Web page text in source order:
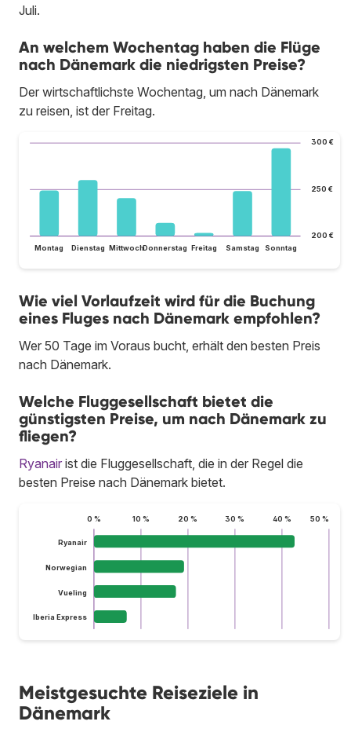
Juli.
An welchem Wochentag haben die Flüge
nach Dänemark die niedrigsten Preise?
Der wirtschaftlichste Wochentag, um nach Dänemark
zu reisen, ist der Freitag.
200 €
250 €
300 €
Montag Dienstag MittwochDonnerstag Freitag Samstag Sonntag
Wie viel Vorlaufzeit wird für die Buchung
eines Fluges nach Dänemark empfohlen?
Wer 50 Tage im Voraus bucht, erhält den besten Preis
nach Dänemark.
Welche Fluggesellschaft bietet die
günstigsten Preise, um nach Dänemark zu
fliegen?
Ryanair ist die Fluggesellschaft, die in der Regel die
besten Preise nach Dänemark bietet.
0 % 10 % 20 % 30 % 40 % 50 %
Ryanair
Norwegian
Vueling
Iberia Express
Meistgesuchte Reiseziele in
Dänemark